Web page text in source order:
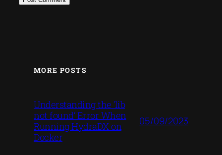
MORE POSTS
Understanding the ‘lib
not found’ Error When
Running HydraDX on
Docker
05/09/2023